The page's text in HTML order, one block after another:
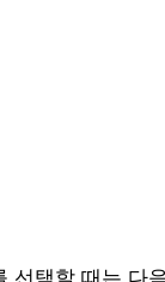
선택할 때는 다